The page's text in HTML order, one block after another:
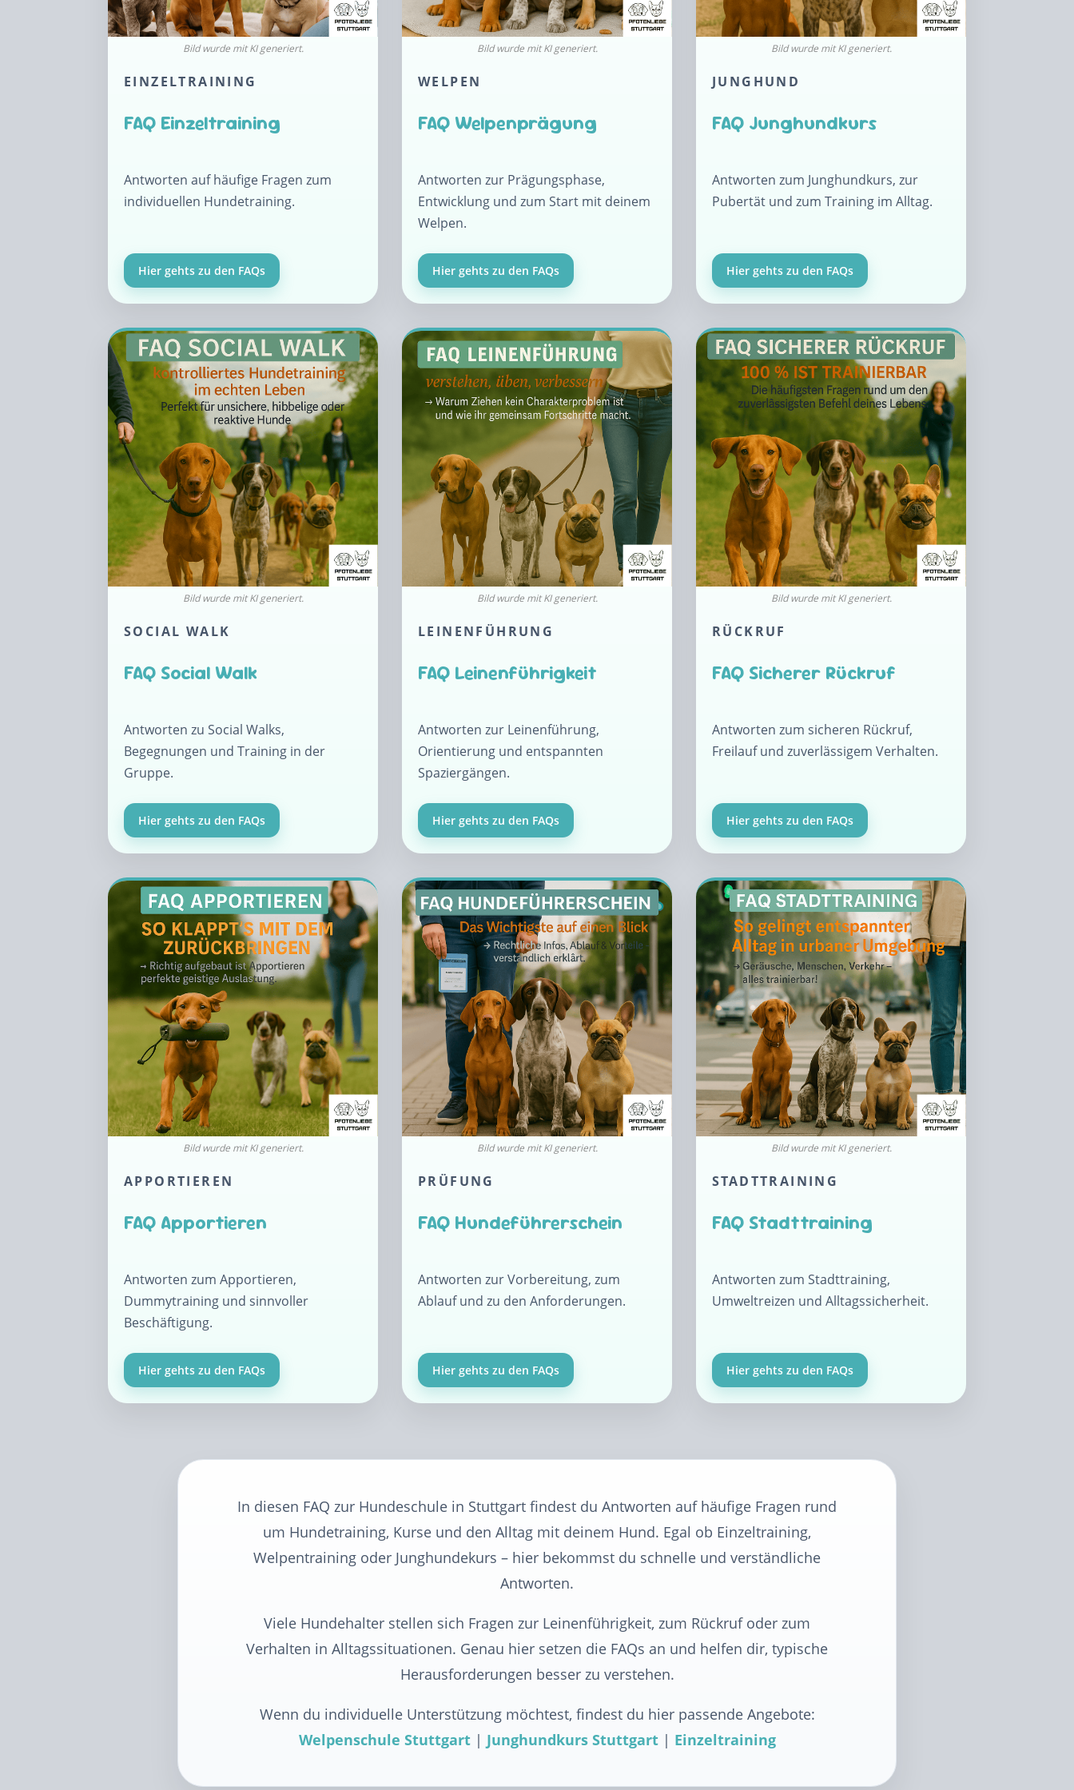
EINZELTRAINING
FAQ Einzeltraining
Antworten auf häufige Fragen zum
individuellen Hundetraining.
Hier gehts zu den FAQs
WELPEN
FAQ Welpenprägung
Antworten zur Prägungsphase,
Entwicklung und zum Start mit deinem
Welpen.
Hier gehts zu den FAQs
JUNGHUND
FAQ Junghundkurs
Antworten zum Junghundkurs, zur
Pubertät und zum Training im Alltag.
Hier gehts zu den FAQs
SOCIAL WALK
FAQ Social Walk
Antworten zu Social Walks,
Begegnungen und Training in der
Gruppe.
Hier gehts zu den FAQs
LEINENFÜHRUNG
FAQ Leinenführigkeit
Antworten zur Leinenführung,
Orientierung und entspannten
Spaziergängen.
Hier gehts zu den FAQs
RÜCKRUF
FAQ Sicherer Rückruf
Antworten zum sicheren Rückruf,
Freilauf und zuverlässigem Verhalten.
Hier gehts zu den FAQs
APPORTIEREN
FAQ Apportieren
Antworten zum Apportieren,
Dummytraining und sinnvoller
Beschäftigung.
Hier gehts zu den FAQs
PRÜFUNG
FAQ Hundeführerschein
Antworten zur Vorbereitung, zum
Ablauf und zu den Anforderungen.
Hier gehts zu den FAQs
STADTTRAINING
FAQ Stadttraining
Antworten zum Stadttraining,
Umweltreizen und Alltagssicherheit.
Hier gehts zu den FAQs
In diesen FAQ zur Hundeschule in Stuttgart findest du Antworten auf häufige Fragen rund
um Hundetraining, Kurse und den Alltag mit deinem Hund. Egal ob Einzeltraining,
Welpentraining oder Junghundekurs – hier bekommst du schnelle und verständliche
Antworten.
Viele Hundehalter stellen sich Fragen zur Leinenführigkeit, zum Rückruf oder zum
Verhalten in Alltagssituationen. Genau hier setzen die FAQs an und helfen dir, typische
Herausforderungen besser zu verstehen.
Wenn du individuelle Unterstützung möchtest, findest du hier passende Angebote:
Welpenschule Stuttgart| Junghundkurs Stuttgart| Einzeltraining